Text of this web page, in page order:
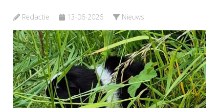
Redactie 13-06-2026 Nieuws